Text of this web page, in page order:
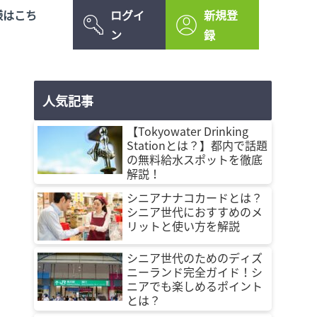
こち
ログイ
ン
新規登
録
人気記事
【Tokyowater Drinking
Stationとは？】都内で話題
の無料給水スポットを徹底
解説！
シニアナナコカードとは？
シニア世代におすすめのメ
リットと使い方を解説
シニア世代のためのディズ
ニーランド完全ガイド！シ
ニアでも楽しめるポイント
とは？